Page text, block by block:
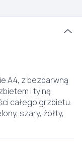
A4, z bezbarwną
i tylną
całego grzbietu.
szary, żółty,